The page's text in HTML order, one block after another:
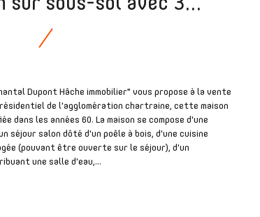
sur sous-sol avec 3...
Dupont Hâche immobilier" vous propose à la vente
de l'agglomération chartraine, cette maison
dans les années 60. La maison se compose d'une
séjour salon dôté d'un poêle à bois, d'une cuisine
(pouvant être ouverte sur le séjour), d'un
une salle d'eau,...